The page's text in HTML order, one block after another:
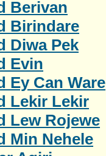
Berivan
Birindare
Diwa Pek
Evin
Ey Can Ware
Lekir Lekir
Lew Rojewe
Min Nehele